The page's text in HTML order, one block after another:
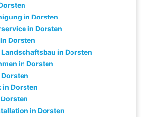
in Dorsten
in Dorsten
Dorsten
in Dorsten
in Dorsten
in Dorsten
in Dorsten